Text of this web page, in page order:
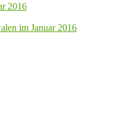
2016
im Januar 2016